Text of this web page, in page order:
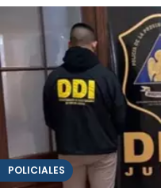
POLICIALES